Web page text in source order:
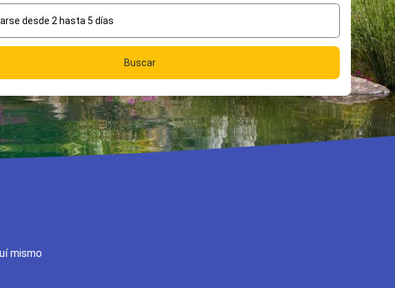
desde 2 hasta 5 días
Buscar
mismo